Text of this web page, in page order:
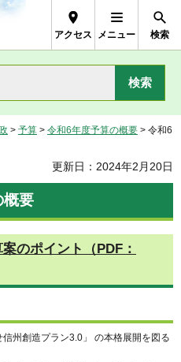
アクセス メニュー 検索
> 予算 > 令和6年度予算の概要 > 令和6
更新日：2024年2月20日
概要
のポイント（PDF：
州創造プラン3.0」 の本格展開を図る